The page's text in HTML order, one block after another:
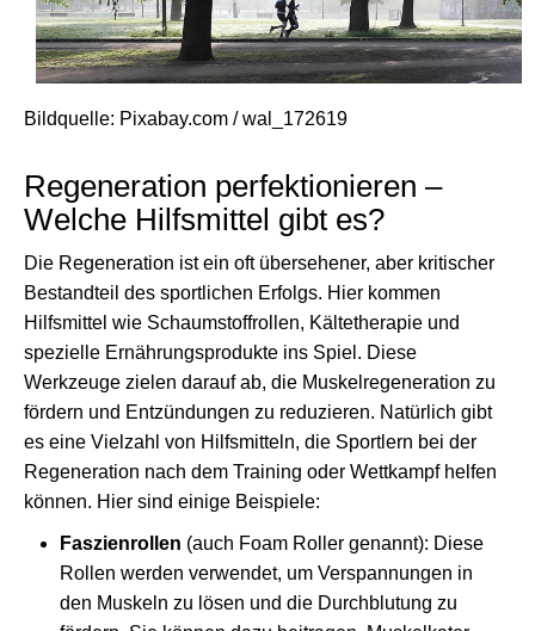
Bildquelle: Pixabay.com / wal_172619
Regeneration perfektionieren –
Welche Hilfsmittel gibt es?
Die Regeneration ist ein oft übersehener, aber kritischer
Bestandteil des sportlichen Erfolgs. Hier kommen
Hilfsmittel wie Schaumstoffrollen, Kältetherapie und
spezielle Ernährungsprodukte ins Spiel. Diese
Werkzeuge zielen darauf ab, die Muskelregeneration zu
fördern und Entzündungen zu reduzieren. Natürlich gibt
es eine Vielzahl von Hilfsmitteln, die Sportlern bei der
Regeneration nach dem Training oder Wettkampf helfen
können. Hier sind einige Beispiele:
Faszienrollen (auch Foam Roller genannt): Diese
Rollen werden verwendet, um Verspannungen in
den Muskeln zu lösen und die Durchblutung zu